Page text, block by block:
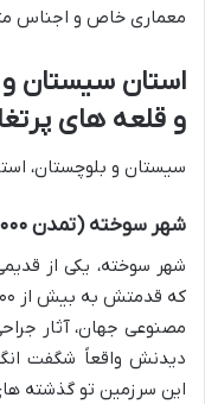
معماری خاص و اجناس
استان سیستان
و قلعه های
سیستان و بلوچستان،
شهر سوخته (تمدن ۵۰۰۰ ساله)
شهر سوخته، یکی از
مصنوعی جهان، آثار
دیدنش واقعاً شگفت
این سرزمین تو گذشته